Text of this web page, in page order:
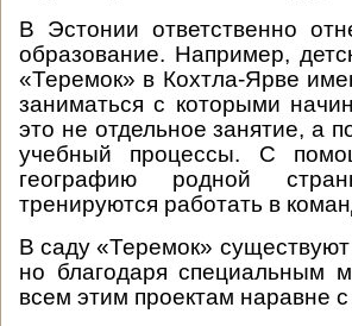
В Эстонии ответственно
образование. Например,
«Теремок» в Кохтла-Ярве
заниматься с которыми
это не отдельное занятие, а
учебный процессы. С
географию родной
тренируются работать в
В саду «Теремок»
но благодаря специальным
всем этим проектам наравне